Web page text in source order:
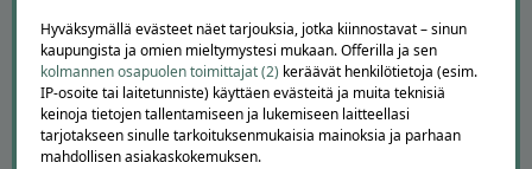
YRITYKSILLE
Markkinoi Offerillassa
Vaikuttajayhteistyö
Partneriportaali
Hyväksymällä evästeet näet tarjouksia, jotka kiinnostavat – sinun
kaupungista ja omien mieltymystesi mukaan. Offerilla ja sen
kolmannen osapuolen toimittajat (2) keräävät henkilötietoja (esim.
IP-osoite tai laitetunniste) käyttäen evästeitä ja muita teknisiä
keinoja tietojen tallentamiseen ja lukemiseen laitteellasi
tarjotakseen sinulle tarkoituksenmukaisia mainoksia ja parhaan
mahdollisen asiakaskokemuksen.